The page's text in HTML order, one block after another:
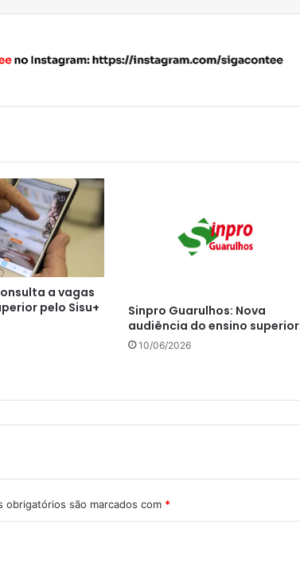
a vagas
pelo Sisu+
Sinpro Guarulhos: Nova
audiência do ensino superior
10/06/2026
obrigatórios são marcados com *